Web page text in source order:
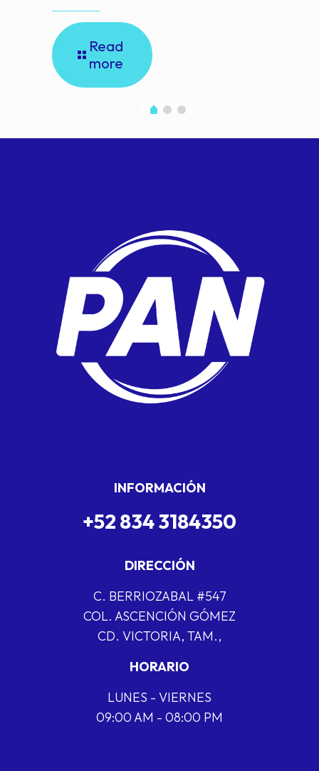
Read
more
INFORMACIÓN
+52 834 3184350
DIRECCIÓN
C. BERRIOZABAL #547
COL. ASCENCIÓN GÓMEZ
CD. VICTORIA, TAM.,
HORARIO
LUNES - VIERNES
09:00 AM - 08:00 PM